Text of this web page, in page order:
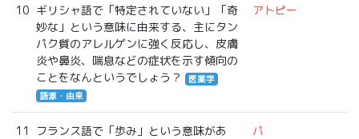
10 ギリシャ語で「特定されていない」「奇
妙な」という意味に由来する、主にタン
パク質のアレルゲンに強く反応し、皮膚
炎や鼻炎、喘息などの症状を示す傾向の
ことをなんというでしょう？
医薬学
語源・由来
アトピー
11
フランス語で「歩み」という意味があ
パ